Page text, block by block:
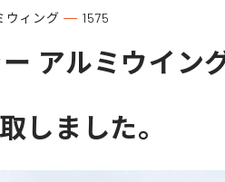
ウィング 1575
アルミウイン
しました。